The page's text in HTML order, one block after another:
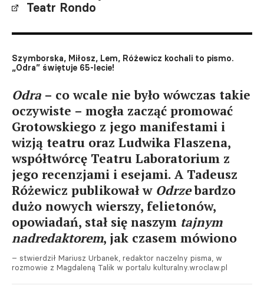
Teatr Rondo
Szymborska, Miłosz, Lem, Różewicz kochali to pismo.
„Odra” świętuje 65-lecie!
Odra – co wcale nie było wówczas takie
oczywiste – mogła zacząć promować
Grotowskiego z jego manifestami i
wizją teatru oraz Ludwika Flaszena,
współtwórcę Teatru Laboratorium z
jego recenzjami i esejami. A Tadeusz
Różewicz publikował w Odrzebardzo
dużo nowych wierszy, felietonów,
opowiadań, stał się naszym tajnym
nadredaktorem, jak czasem mówiono
– stwierdził Mariusz Urbanek, redaktor naczelny pisma, w
rozmowie z Magdaleną Talik w portalu kulturalny.wroclaw.pl